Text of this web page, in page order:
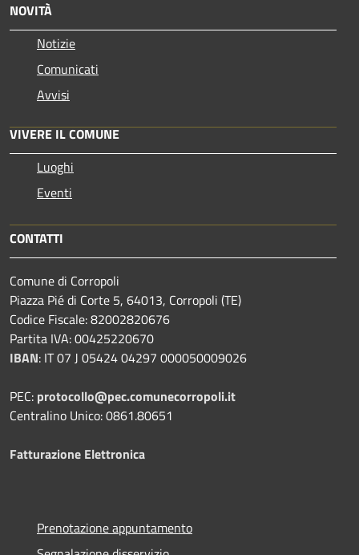
NOVITÀ
Notizie
Comunicati
Avvisi
VIVERE IL COMUNE
Luoghi
Eventi
CONTATTI
Comune di Corropoli
Piazza Pié di Corte 5, 64013, Corropoli (TE)
Codice Fiscale: 82002820676
Partita IVA: 00425220670
IBAN: IT 07 J 05424 04297 000050009026
PEC: protocollo@pec.comunecorropoli.it
Centralino Unico: 0861.80651
Fatturazione Elettronica
Prenotazione appuntamento